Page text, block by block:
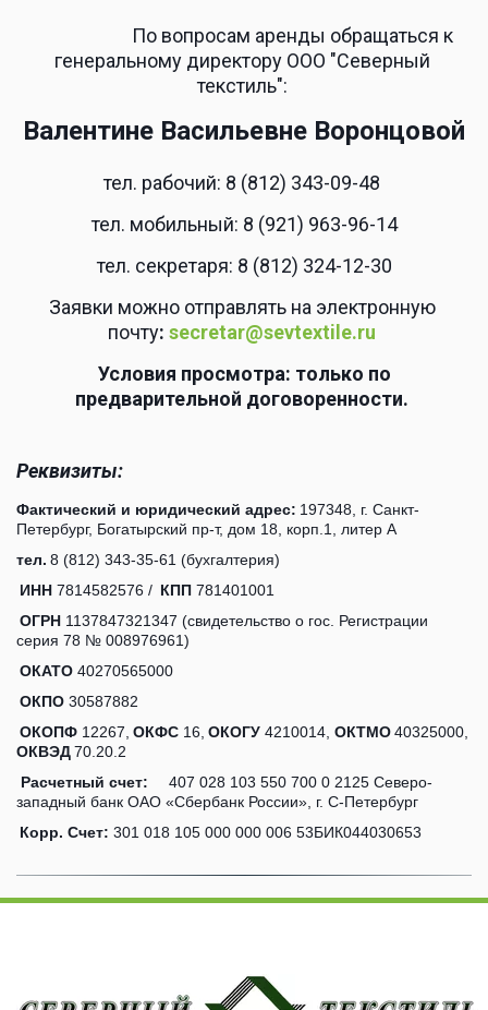
генеральному директору ООО "Северный
текстиль":
Валентине Васильевне Воронцовой
тел. рабочий: 8 (812) 343-09-48
тел. мобильный: 8 (921) 963-96-14
тел. секретаря: 8 (812) 324-12-30
Заявки можно отправлять на электронную
почту: secretar@sevtextile.ru
Условия просмотра: только по
предварительной договоренности.
Реквизиты:
Фактический и юридический адрес: 197348, г. Санкт-
Петербург, Богатырский пр-т, дом 18, корп.1, литер А
тел. 8 (812) 343-35-61 (бухгалтерия)
ИНН 7814582576 / КПП 781401001
ОГРН 1137847321347 (свидетельство о гос. Регистрации
серия 78 № 008976961)
ОКАТО 40270565000
ОКПО 30587882
ОКОПФ 12267, ОКФС 16, ОКОГУ 4210014, ОКТМО
ОКВЭД 70.20.2
Расчетный счет:
     407 028 103 550 700 0 2125 Северо-
западный банк ОАО «Сбербанк России», г. С-Петербург
Корр. Счет: 301 018 105 000 000 006 53БИК044030653